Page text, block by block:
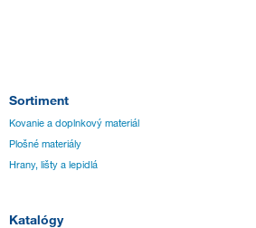
Sortiment
Kovanie a doplnkový materiál
Plošné materiály
Hrany, lišty a lepidlá
Katalógy